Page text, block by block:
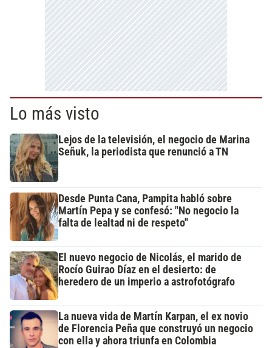
Lo más visto
Lejos de la televisión, el negocio de Marina
Señuk, la periodista que renunció a TN
Desde Punta Cana, Pampita habló sobre
Martín Pepa y se confesó: "No negocio la
falta de lealtad ni de respeto"
El nuevo negocio de Nicolás, el marido de
Rocío Guirao Díaz en el desierto: de
heredero de un imperio a astrofotógrafo
La nueva vida de Martín Karpan, el ex novio
de Florencia Peña que construyó un negocio
con ella y ahora triunfa en Colombia